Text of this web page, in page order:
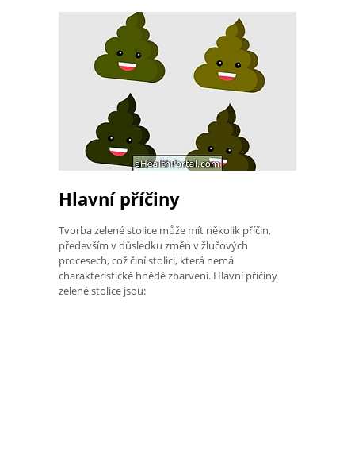
Hlavní příčiny
Tvorba zelené stolice může mít několik příčin,
především v důsledku změn v žlučových
procesech, což činí stolici, která nemá
charakteristické hnědé zbarvení. Hlavní příčiny
zelené stolice jsou: